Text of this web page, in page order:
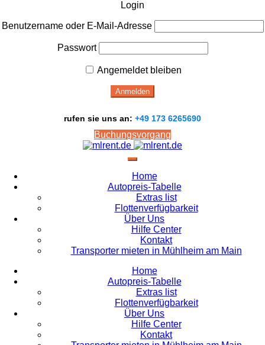
Login
Benutzername oder E-Mail-Adresse
Passwort
Angemeldet bleiben
rufen sie uns an: +49 173 6265690
Buchungsvorgang
Home
Autopreis-Tabelle
Extras list
Flottenverfügbarkeit
Über Uns
Hilfe Center
Kontakt
Transporter mieten in Mühlheim am Main
Home
Autopreis-Tabelle
Extras list
Flottenverfügbarkeit
Über Uns
Hilfe Center
Kontakt